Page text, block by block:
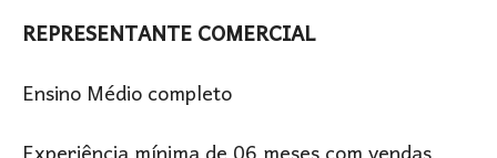
REPRESENTANTE COMERCIAL
Ensino Médio completo